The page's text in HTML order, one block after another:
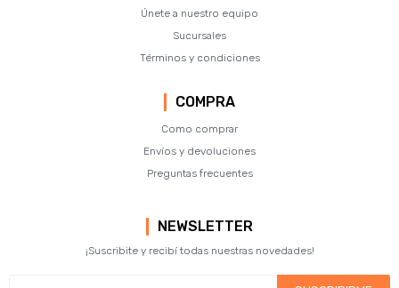
Únete a nuestro equipo
Sucursales
Términos y condiciones
COMPRA
Como comprar
Envíos y devoluciones
Preguntas frecuentes
NEWSLETTER
¡Suscribite y recibí todas nuestras novedades!